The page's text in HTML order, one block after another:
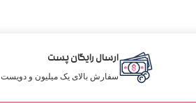
ارسال رایگان پست
سفارش بالای یک میلیون و دویست